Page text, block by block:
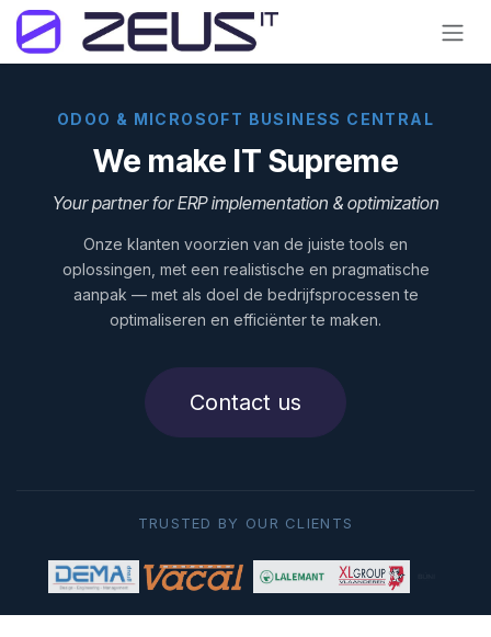
Skip to Content
ODOO & MICROSOFT BUSINESS CENTRAL
We make IT Supreme
Your partner for ERP implementation & optimization
Onze klanten voorzien van de juiste tools en
oplossingen, met een realistische en pragmatische
aanpak — met als doel de bedrijfsprocessen te
optimaliseren en efficiënter te maken.
Contact us
TRUSTED BY OUR CLIENTS